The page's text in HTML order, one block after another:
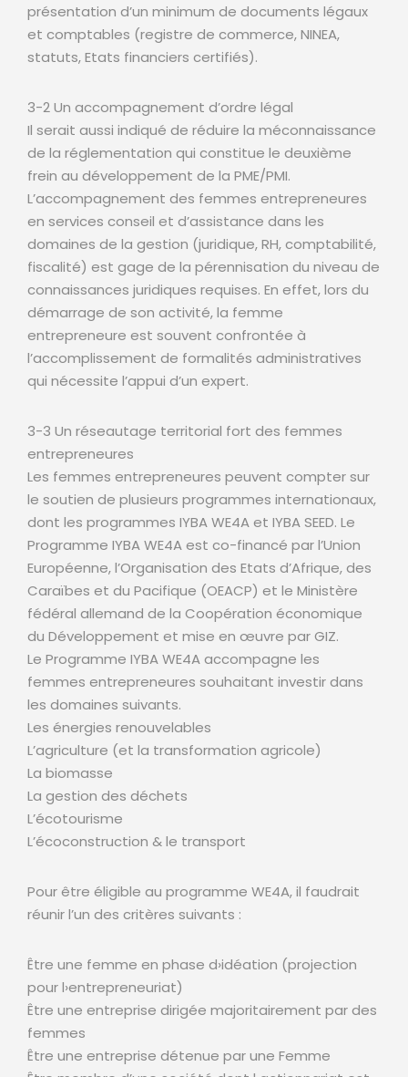
présentation d’un minimum de documents légaux
et comptables (registre de commerce, NINEA,
statuts, Etats financiers certifiés).
3-2 Un accompagnement d’ordre légal
Il serait aussi indiqué de réduire la méconnaissance
de la réglementation qui constitue le deuxième
frein au développement de la PME/PMI.
L’accompagnement des femmes entrepreneures
en services conseil et d’assistance dans les
domaines de la gestion (juridique, RH, comptabilité,
fiscalité) est gage de la pérennisation du niveau de
connaissances juridiques requises. En effet, lors du
démarrage de son activité, la femme
entrepreneure est souvent confrontée à
l’accomplissement de formalités administratives
qui nécessite l’appui d’un expert.
3-3 Un réseautage territorial fort des femmes
entrepreneures
Les femmes entrepreneures peuvent compter sur
le soutien de plusieurs programmes internationaux,
dont les programmes IYBA WE4A et IYBA SEED. Le
Programme IYBA WE4A est co-financé par l’Union
Européenne, l’Organisation des Etats d’Afrique, des
Caraïbes et du Pacifique (OEACP) et le Ministère
fédéral allemand de la Coopération économique
du Développement et mise en œuvre par GIZ.
Le Programme IYBA WE4A accompagne les
femmes entrepreneures souhaitant investir dans
les domaines suivants.
Les énergies renouvelables
L’agriculture (et la transformation agricole)
La biomasse
La gestion des déchets
L’écotourisme
L’écoconstruction & le transport
Pour être éligible au programme WE4A, il faudrait
réunir l’un des critères suivants :
Être une femme en phase d›idéation (projection
pour l›entrepreneuriat)
Être une entreprise dirigée majoritairement par des
femmes
Être une entreprise détenue par une Femme